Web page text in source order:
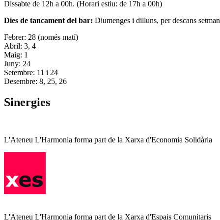
Dissabte de 12h a 00h. (Horari estiu: de 17h a 00h)
Dies de tancament del bar: Diumenges i dilluns, per descans
Febrer: 28 (només matí)
Abril: 3, 4
Maig: 1
Juny: 24
Setembre: 11 i 24
Desembre: 8, 25, 26
Sinergies
L'Ateneu L'Harmonia forma part de la Xarxa d'Economia Solidària
L'Ateneu L'Harmonia forma part de la Xarxa d'Espais Comunitaris